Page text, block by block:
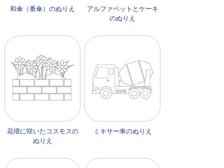
和傘（番傘）のぬりえ
アルファベットとケーキ
のぬりえ
花壇に咲いたコスモスの
ぬりえ
ミキサー車のぬりえ